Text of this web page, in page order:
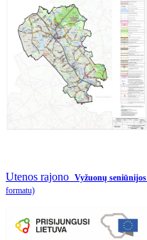
Utenos rajono Vyžuonų seniūnijos
formatu)